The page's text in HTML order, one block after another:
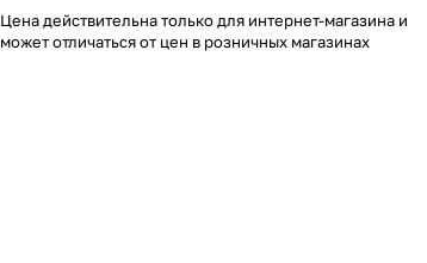
Цена действительна только для интернет-магазина и
может отличаться от цен в розничных магазинах